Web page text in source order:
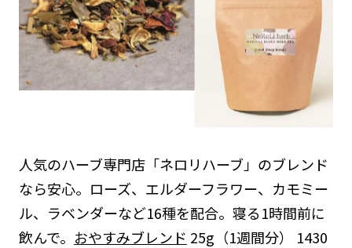
人気のハーブ専門店「ネロリハーブ」のブレンド
なら安心。ローズ、エルダーフラワー、カモミー
ル、ラベンダーなど16種を配合。寝る1時間前に
飲んで。 おやすみブレンド 25g（1週間分） 1430